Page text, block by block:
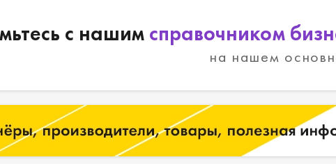
с нашим справочником
на нашем